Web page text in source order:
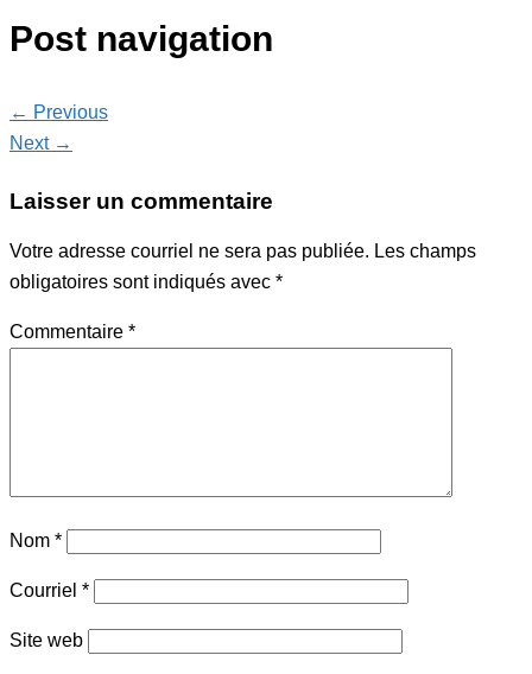
Post navigation
← Previous
Next →
Laisser un commentaire
Votre adresse courriel ne sera pas publiée. Les champs
obligatoires sont indiqués avec *
Commentaire *
Nom *
Courriel *
Site web